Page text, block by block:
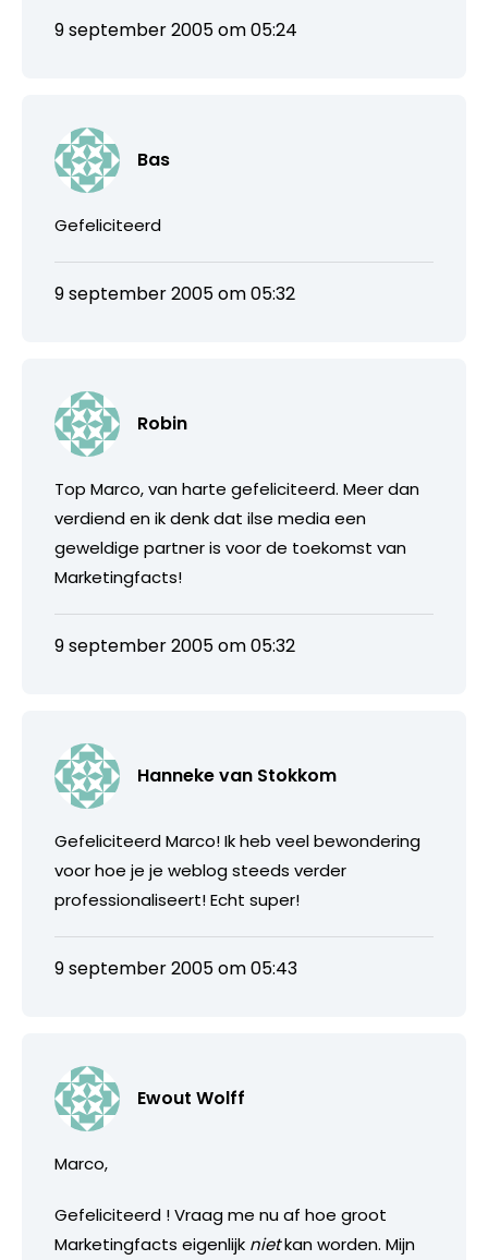
9 september 2005 om 05:24
Bas
Gefeliciteerd
9 september 2005 om 05:32
Robin
Top Marco, van harte gefeliciteerd. Meer dan
verdiend en ik denk dat ilse media een
geweldige partner is voor de toekomst van
Marketingfacts!
9 september 2005 om 05:32
Hanneke van Stokkom
Gefeliciteerd Marco! Ik heb veel bewondering
voor hoe je je weblog steeds verder
professionaliseert! Echt super!
9 september 2005 om 05:43
Ewout Wolff
Marco,
Gefeliciteerd ! Vraag me nu af hoe groot
Marketingfacts eigenlijk nietkan worden. Mijn